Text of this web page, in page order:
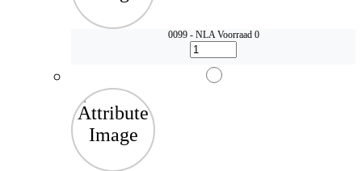
0099 - NLAVoorraad 0